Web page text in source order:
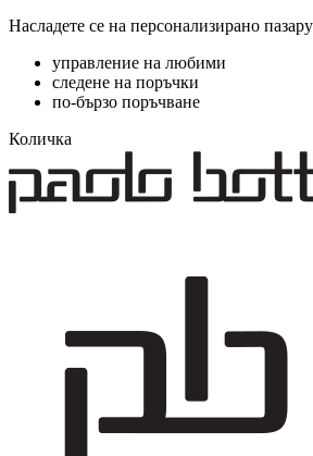
Насладете се на персонализирано
управление на любими
следене на поръчки
по-бързо поръчване
Количка